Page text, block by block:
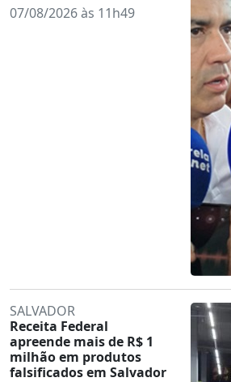
07/08/2026 às 11h49
SALVADOR
Receita Federal
apreende mais de R$ 1
milhão em produtos
falsificados em Salvador